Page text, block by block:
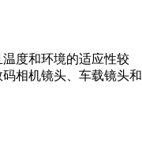
度和环境的适应性较
相机镜头、车载镜头和